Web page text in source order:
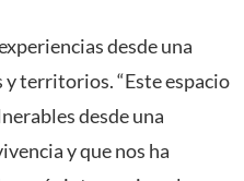
desde una
territorios. “Este espacio
desde una
y que nos ha